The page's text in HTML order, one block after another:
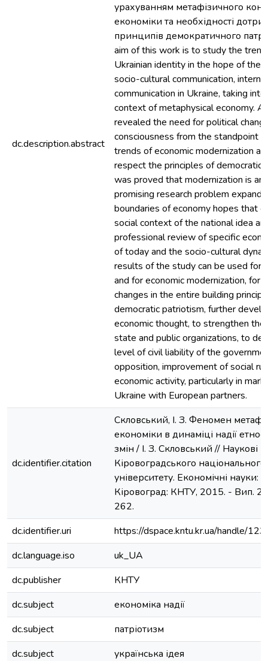
dc.description.abstract
урахуванням метафізичного
економіки та необхідності
принципів демократичного
aim of this work is to study the
Ukrainian identity in the hope of the
socio-cultural communication,
communication in Ukraine, taking
context of metaphysical economy.
revealed the need for political
consciousness from the standpoint
trends of economic modernization
respect the principles of democratic
was proved that modernization is an
promising research problem
boundaries of economy hopes that
social context of the national idea
professional review of specific
of today and the socio-cultural
results of the study can be used for
and for economic modernization, for
changes in the entire building
democratic patriotism, further
economic thought, to strengthen
state and public organizations, to
level of civil liability of the
opposition, improvement of social
economic activity, particularly in
Ukraine with European partners.
dc.identifier.citation
Скловський, І. З. Феномен
економіки в динаміці надії
змін / І. З. Скловський // Наукові
Кіровоградського національного
університету. Економічні науки:
Кіровоград: КНТУ, 2015. - Вип.
262.
dc.identifier.uri
https://dspace.kntu.kr.ua/handle/
dc.language.iso
uk_UA
dc.publisher
КНТУ
dc.subject
економіка надії
dc.subject
патріотизм
dc.subject
українська ідея